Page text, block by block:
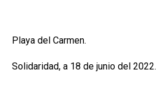
Playa del Carmen.
Solidaridad, a 18 de junio del 2022.